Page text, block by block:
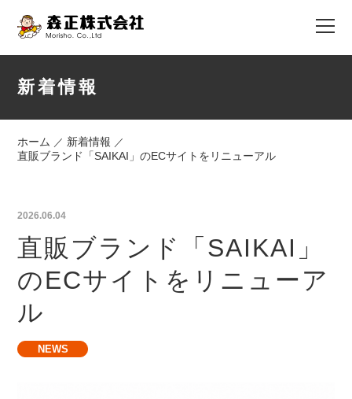
新着情報
ホーム ／ 新着情報 ／
直販ブランド「SAIKAI」のECサイトをリニューアル
2026.06.04
直販ブランド「SAIKAI」
のECサイトをリニューア
ル
NEWS